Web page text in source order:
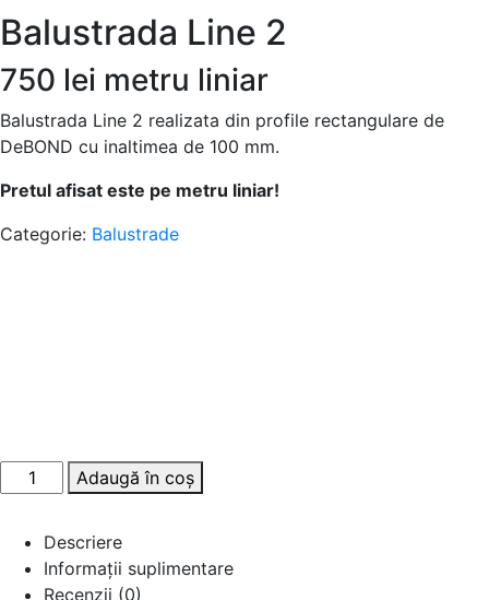
Balustrada Line 2
750 lei metru liniar
Balustrada Line 2 realizata din profile rectangulare de
DeBOND cu inaltimea de 100 mm.
Pretul afisat este pe metru liniar!
Categorie: Balustrade
Adaugă în coș
Descriere
Informații suplimentare
Recenzii (0)